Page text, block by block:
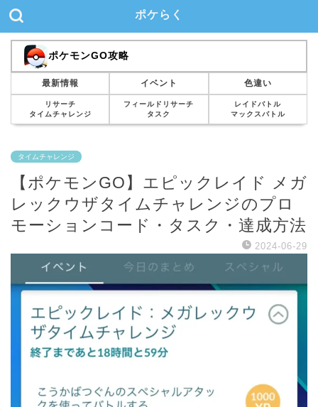
ポケらく
ポケモンGO攻略
最新情報 イベント 色違い
リサーチ
タイムチャレンジ
フィールドリサーチ
タスク
レイドバトル
マックスバトル
タイムチャレンジ
【ポケモンGO】エピックレイド メガ
レックウザタイムチャレンジのプロ
モーションコード・タスク・達成方法
2024-06-29